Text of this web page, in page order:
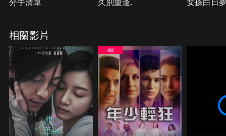
分手清單 久別重逢. 女孩白日
相關影片